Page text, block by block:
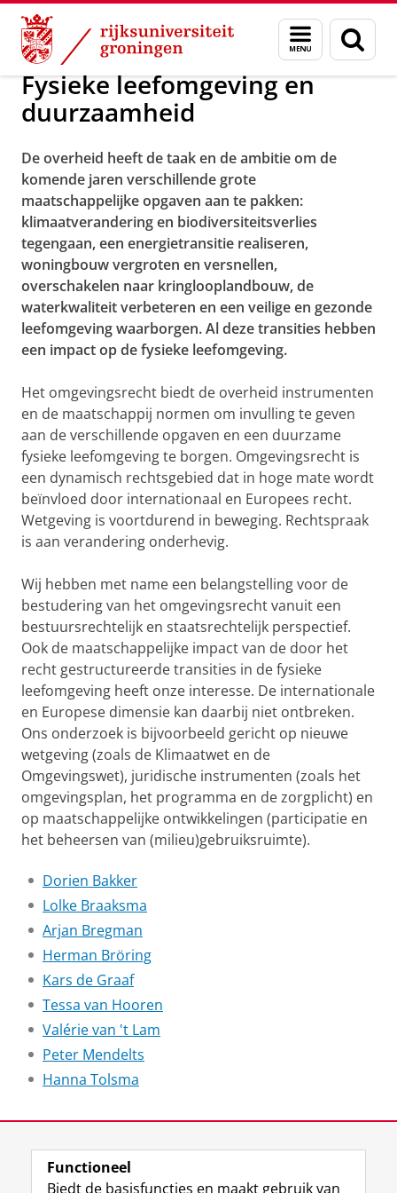
Skip
Content
Skip
Navigation
Menu
en
zoeken
Over ons Onderzoek
Fysieke leefomgeving en
duurzaamheid
De overheid heeft de taak en de ambitie om de
komende jaren verschillende grote
maatschappelijke opgaven aan te pakken:
klimaatverandering en biodiversiteitsverlies
tegengaan, een energietransitie realiseren,
woningbouw vergroten en versnellen,
overschakelen naar kringlooplandbouw, de
waterkwaliteit verbeteren en een veilige en gezonde
leefomgeving waarborgen. Al deze transities hebben
een impact op de fysieke leefomgeving.
Het omgevingsrecht biedt de overheid instrumenten
en de maatschappij normen om invulling te geven
aan de verschillende opgaven en een duurzame
fysieke leefomgeving te borgen. Omgevingsrecht is
een dynamisch rechtsgebied dat in hoge mate wordt
beïnvloed door internationaal en Europees recht.
Wetgeving is voortdurend in beweging. Rechtspraak
is aan verandering onderhevig.
Wij hebben met name een belangstelling voor de
bestudering van het omgevingsrecht vanuit een
bestuursrechtelijk en staatsrechtelijk perspectief.
Ook de maatschappelijke impact van de door het
recht gestructureerde transities in de fysieke
leefomgeving heeft onze interesse. De internationale
en Europese dimensie kan daarbij niet ontbreken.
Ons onderzoek is bijvoorbeeld gericht op nieuwe
wetgeving (zoals de Klimaatwet en de
Omgevingswet), juridische instrumenten (zoals het
omgevingsplan, het programma en de zorgplicht) en
op maatschappelijke ontwikkelingen (participatie en
het beheersen van (milieu)gebruiksruimte).
Dorien Bakker
Lolke Braaksma
Arjan Bregman
Herman Bröring
Kars de Graaf
Tessa van Hooren
Valérie van 't Lam
Peter Mendelts
Hanna Tolsma
View this page in:English
Functioneel
Biedt de basisfuncties en maakt gebruik van